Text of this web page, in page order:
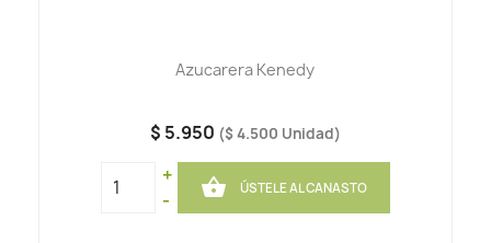
Azucarera Kenedy
$ 5.950 ($ 4.500 Unidad)
+
-
 ÚSTELE AL CANASTO